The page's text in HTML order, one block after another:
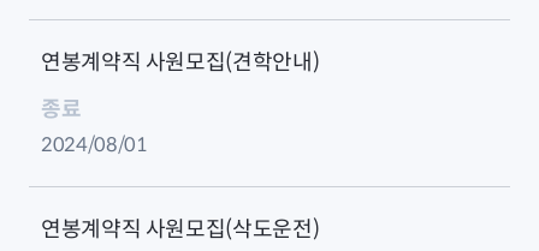
연봉계약직 사원모집(견학안내)
종료
2024/08/01
연봉계약직 사원모집(삭도운전)